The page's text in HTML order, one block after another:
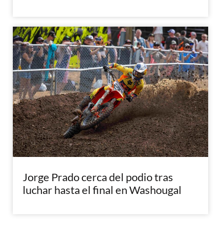
Jorge Prado cerca del podio tras
luchar hasta el final en Washougal